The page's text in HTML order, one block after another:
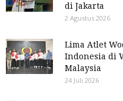
di Jakarta
2 Agustus 2026
Lima Atlet
Indonesia di
Malaysia
24 Juli 2026